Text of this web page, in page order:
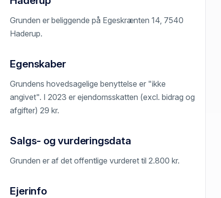
Grunden er beliggende på Egeskrænten 14, 7540
Haderup.
Egenskaber
Grundens hovedsagelige benyttelse er "ikke
angivet". I 2023 er ejendomsskatten (excl. bidrag og
afgifter) 29 kr.
Salgs- og vurderingsdata
Grunden er af det offentlige vurderet til 2.800 kr.
Ejerinfo